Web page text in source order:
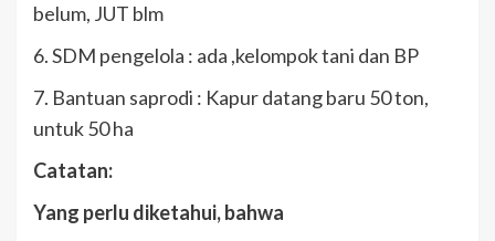
belum, JUT blm
6. ⁠SDM pengelola : ada ,kelompok tani dan BP
7. ⁠Bantuan saprodi : Kapur datang baru 50 ton,
untuk 50 ha
Catatan:
Yang perlu diketahui, bahwa